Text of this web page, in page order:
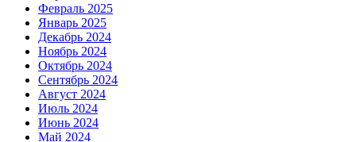
Февраль 2025
Январь 2025
Декабрь 2024
Ноябрь 2024
Октябрь 2024
Сентябрь 2024
Август 2024
Июль 2024
Июнь 2024
Май 2024